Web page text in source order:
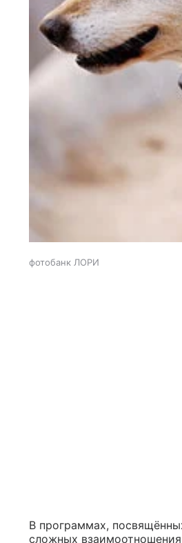
фотобанк ЛОРИ
В программах,
сложных